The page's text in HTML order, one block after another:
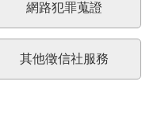
網路犯罪蒐證
其他徵信社服務